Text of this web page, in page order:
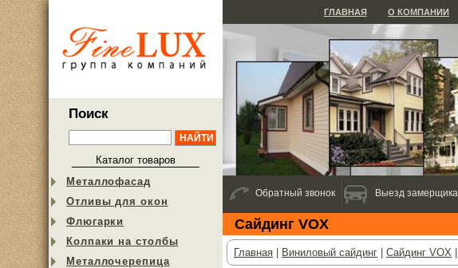
Поиск
Каталог товаров
Металлофасад
Отливы для окон
Флюгарки
Колпаки на столбы
Металлочерепица
ГЛАВНАЯ О КОМПАНИИ
Cайдинг VOX
Главная Виниловый сайдинг Cайдинг VOX
Обратный звонок Выезд замерщика